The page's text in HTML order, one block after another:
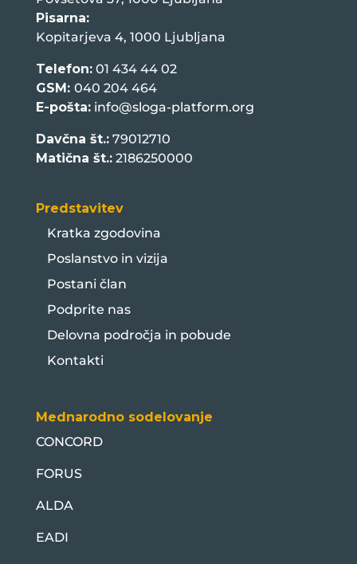
Pisarna:
Kopitarjeva 4, 1000 Ljubljana
Telefon:01 434 44 02
GSM: 040 204 464
E-pošta: info@sloga-platform.org
Davčna št.:79012710
Matična št.:2186250000
Predstavitev
Kratka zgodovina
Poslanstvo in vizija
Postani član
Podprite nas
Delovna področja in pobude
Kontakti
Mednarodno sodelovanje
CONCORD
FORUS
ALDA
EADI